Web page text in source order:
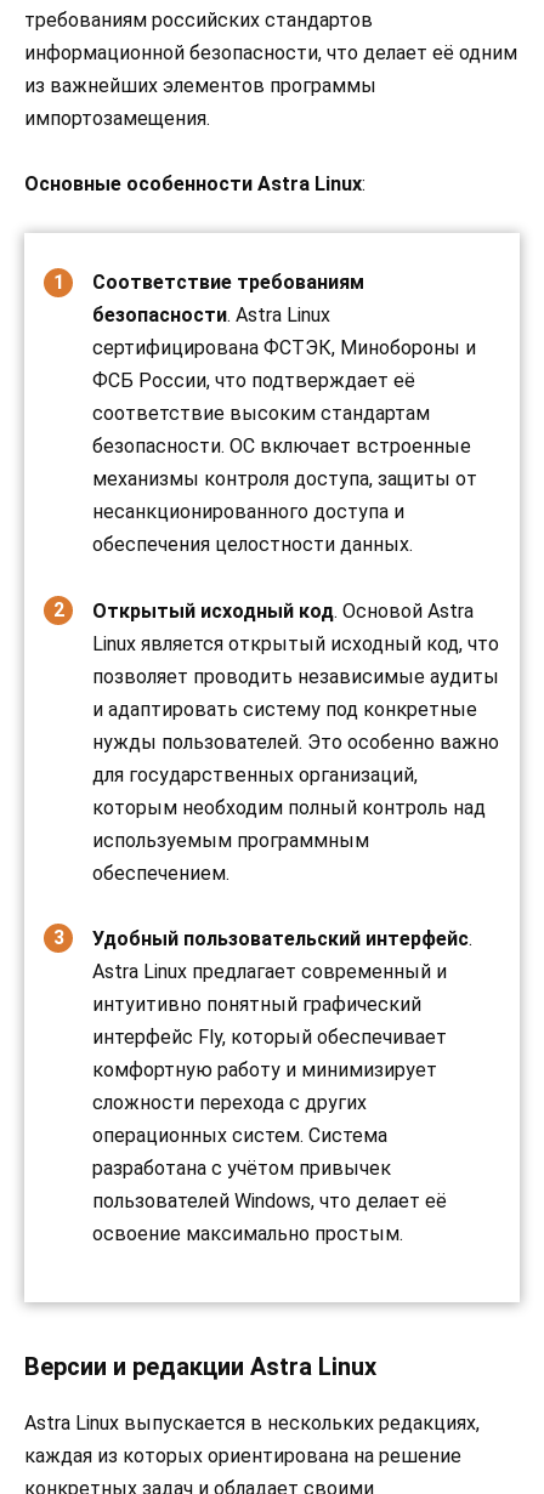
требованиям российских стандартов
информационной безопасности, что делает её одним
из важнейших элементов программы
импортозамещения.
Основные особенности Astra Linux:
Соответствие требованиям
безопасности. Astra Linux
сертифицирована ФСТЭК, Минобороны и
ФСБ России, что подтверждает её
соответствие высоким стандартам
безопасности. ОС включает встроенные
механизмы контроля доступа, защиты от
несанкционированного доступа и
обеспечения целостности данных.
Открытый исходный код. Основой Astra
Linux является открытый исходный код, что
позволяет проводить независимые аудиты
и адаптировать систему под конкретные
нужды пользователей. Это особенно важно
для государственных организаций,
которым необходим полный контроль над
используемым программным
обеспечением.
Удобный пользовательский интерфейс.
Astra Linux предлагает современный и
интуитивно понятный графический
интерфейс Fly, который обеспечивает
комфортную работу и минимизирует
сложности перехода с других
операционных систем. Система
разработана с учётом привычек
пользователей Windows, что делает её
освоение максимально простым.
Версии и редакции Astra Linux
Astra Linux выпускается в нескольких редакциях,
каждая из которых ориентирована на решение
конкретных задач и обладает своими